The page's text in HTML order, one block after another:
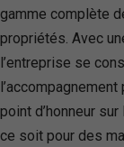
gamme complète
propriétés. Avec
l’entreprise se
point d’honneur
ce soit pour des